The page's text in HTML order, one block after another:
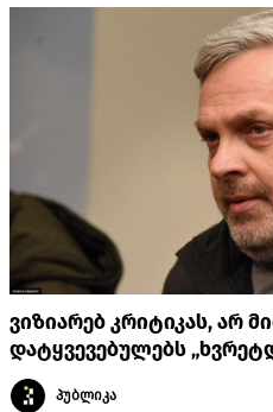
ვიზიარებ კრიტიკას, არ
დატყვევებულებს
პუბლიკა